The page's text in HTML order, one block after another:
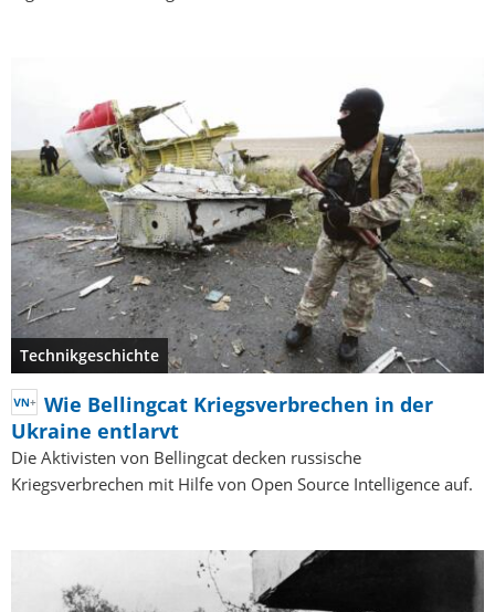
Technikgeschichte
Wie Bellingcat Kriegsverbrechen in der
Ukraine entlarvt
Die Aktivisten von Bellingcat decken russische
Kriegsverbrechen mit Hilfe von Open Source Intelligence auf.